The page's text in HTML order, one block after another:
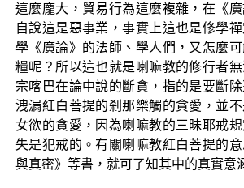
這麼龐大，貿易行為這麼複雜，在《
自說這是惡事業，事實上這也是修學
學《廣論》的法師、學人們，又怎麼
糧呢？所以這也就是喇嘛教的修行者無
宗喀巴在論中說的斷貪，指的是要斷
洩漏紅白菩提的剎那樂觸的貪愛，並
女欲的貪愛，因為喇嘛教的三昧耶戒
失是犯戒的。有關喇嘛教紅白菩提的
與真密》等書，就可了知其中的真實意